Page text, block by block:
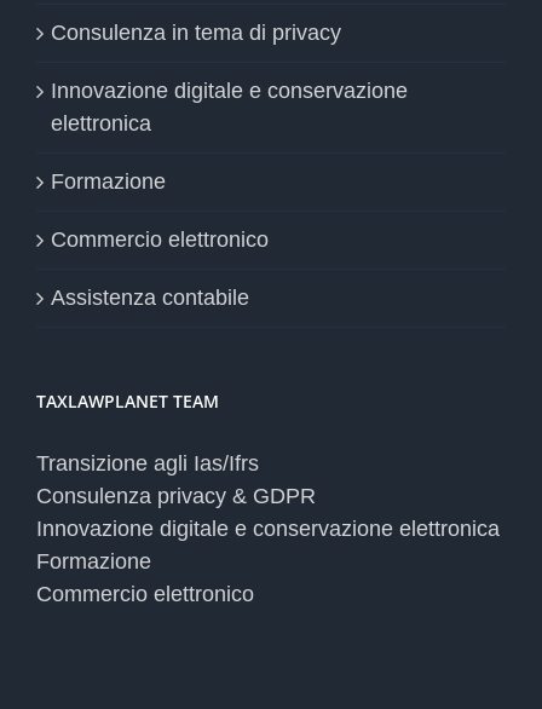
Consulenza in tema di privacy
Innovazione digitale e conservazione
elettronica
Formazione
Commercio elettronico
Assistenza contabile
TAXLAWPLANET TEAM
Transizione agli Ias/Ifrs
Consulenza privacy & GDPR
Innovazione digitale e conservazione elettronica
Formazione
Commercio elettronico